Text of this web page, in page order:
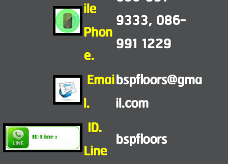
ile
Phon
e.
9333, 086-
991 1229
Emai
l.
bspfloors@gma
il.com
ID.
Line bspfloors